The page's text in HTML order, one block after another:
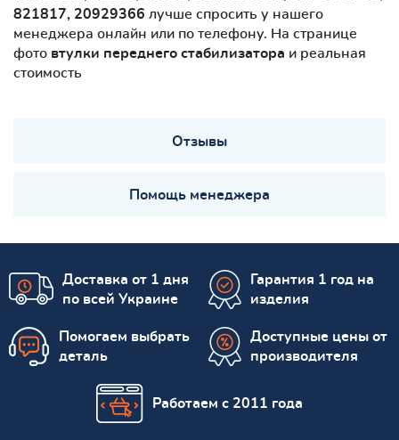
821817, 20929366 лучше спросить у нашего
менеджера онлайн или по телефону. На странице
фото втулки переднего стабилизатора и реальная
стоимость
Отзывы
Помощь менеджера
Доставка от 1 дня
по всей Украине
Гарантия 1 год на
изделия
Помогаем выбрать
деталь
Доступные цены от
производителя
Работаем с 2011 года